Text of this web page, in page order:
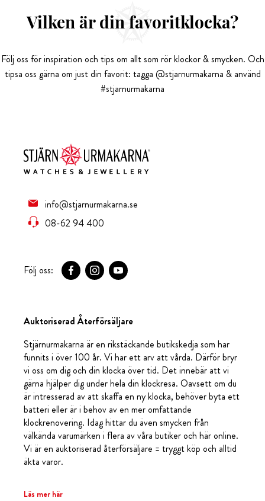
Vilken är din favoritklocka?
Följ oss för inspiration och tips om allt som rör klockor & smycken. Och
tipsa oss gärna om just din favorit: tagga @stjarnurmakarna & använd
#stjarnurmakarna
info@stjarnurmakarna.se
08-62 94 400
Följ oss:
Auktoriserad Återförsäljare
Stjärnurmakarna är en rikstäckande butikskedja som har
funnits i över 100 år. Vi har ett arv att vårda. Därför bryr
vi oss om dig och din klocka över tid. Det innebär att vi
gärna hjälper dig under hela din klockresa. Oavsett om du
är intresserad av att skaffa en ny klocka, behöver byta ett
batteri eller är i behov av en mer omfattande
klockrenovering. Idag hittar du även smycken från
välkända varumärken i flera av våra butiker och här online.
Vi är en auktoriserad återförsäljare = tryggt köp och alltid
äkta varor.
Läs mer här